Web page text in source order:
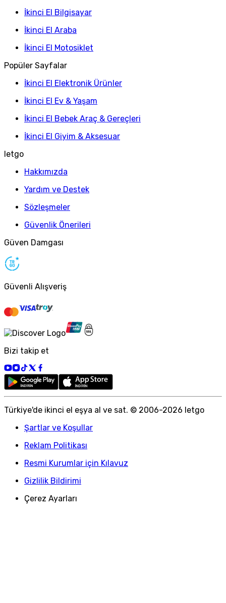
İkinci El Bilgisayar
İkinci El Araba
İkinci El Motosiklet
Popüler Sayfalar
İkinci El Elektronik Ürünler
İkinci El Ev & Yaşam
İkinci El Bebek Araç & Gereçleri
İkinci El Giyim & Aksesuar
letgo
Hakkımızda
Yardım ve Destek
Sözleşmeler
Güvenlik Önerileri
Güven Damgası
Güvenli Alışveriş
Bizi takip et
Türkiye'de ikinci el eşya al ve sat. © 2006-2026 letgo
Şartlar ve Koşullar
Reklam Politikası
Resmi Kurumlar için Kılavuz
Gizlilik Bildirimi
Çerez Ayarları